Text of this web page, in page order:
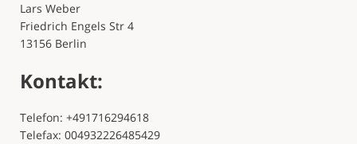
Lars Weber
Friedrich Engels Str 4
13156 Berlin
Kontakt:
Telefon: +491716294618
Telefax: 004932226485429